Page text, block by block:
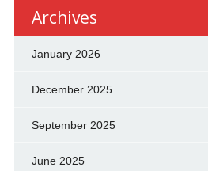
Archives
January 2026
December 2025
September 2025
June 2025